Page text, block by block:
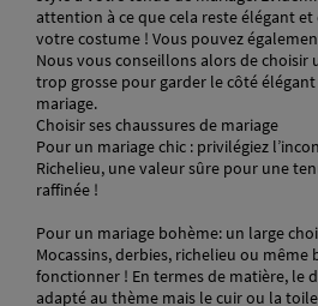
attention à ce que cela reste élégant et
votre costume ! Vous pouvez
Nous vous conseillons alors de choisir
trop grosse pour garder le côté
mariage.
Choisir ses chaussures de mariage
Pour un mariage chic : privilégiez
Richelieu, une valeur sûre pour une
raffinée !
Pour un mariage bohème: un large
Mocassins, derbies, richelieu ou
fonctionner ! En termes de matière, le
adapté au thème mais le cuir ou la